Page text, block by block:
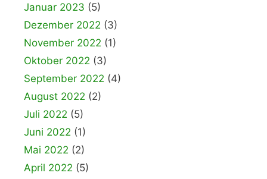
Januar 2023 (5)
Dezember 2022 (3)
November 2022 (1)
Oktober 2022 (3)
September 2022 (4)
August 2022 (2)
Juli 2022 (5)
Juni 2022 (1)
Mai 2022 (2)
April 2022 (5)